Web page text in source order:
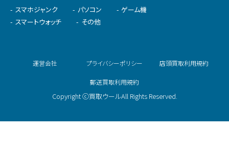
iPhone iPad
iPhone以外のスマホ
iPad以外のタブレット
スマホジャンク パソコン
ゲーム機